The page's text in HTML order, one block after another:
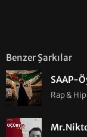
Benzer Şarkılar
SAAP-
Rap &